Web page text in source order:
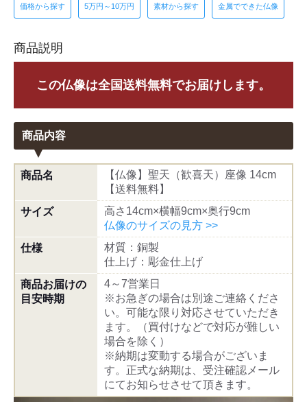
価格から探す 5万円～10万円 素材から探す 金属でできた仏像
商品説明
この仏像は全国送料無料でお届けします。
商品内容
商品名
【仏像】聖天（歓喜天）座像 14cm
【送料無料】
サイズ
高さ14cm×横幅9cm×奥行9cm
仏像のサイズの見方 >>
仕様
材質：銅製
仕上げ：彫金仕上げ
商品お届けの
目安時期
4～7営業日
※お急ぎの場合は別途ご連絡くださ
い。可能な限り対応させていただき
ます。（買付けなどで対応が難しい
場合を除く）
※納期は変動する場合がございま
す。正式な納期は、受注確認メール
にてお知らせさせて頂きます。